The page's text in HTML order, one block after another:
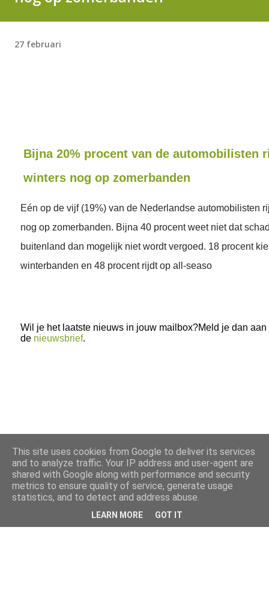
27 februari
Bijna 20% procent van de automobilisten
winters nog op zomerbanden
Eén op de vijf (19%) van de Nederlandse automobilisten
nog op zomerbanden. Bijna 40 procent weet niet dat
buitenland dan mogelijk niet wordt vergoed. 18 procent
winterbanden en 48 procent rijdt op all-seaso
Wil je het laatste nieuws in jouw mailbox?Meld je dan aan
de nieuwsbrief.
This site uses cookies from Google to deliver its services
and to analyze traffic. Your IP address and user-agent are
shared with Google along with performance and security
metrics to ensure quality of service, generate usage
statistics, and to detect and address abuse.
LEARN MORE GOT IT